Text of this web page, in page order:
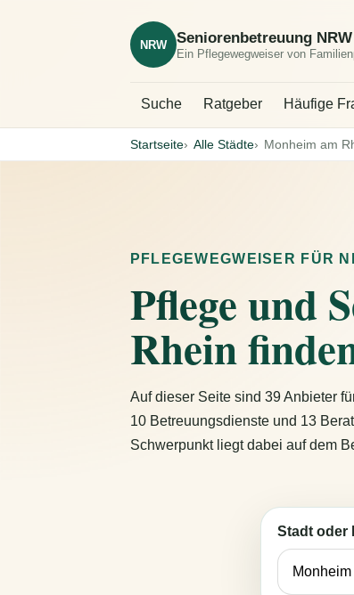
NRW Seniorenbetreuung NRW
Ein Pflegewegweiser von
Suche Ratgeber Häufige
Startseite Alle Städte Monheim am
PFLEGEWEGWEISER FÜR
Pflege und
Rhein
Auf dieser Seite sind 39 Anbieter
10 Betreuungsdienste und 13
Schwerpunkt liegt dabei auf dem
Stadt oder